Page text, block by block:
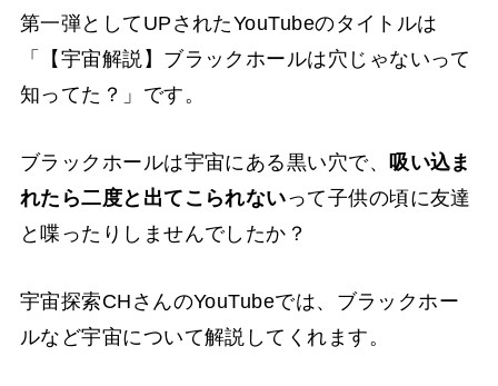
第一弾としてUPされたYouTubeのタイトルは
「【宇宙解説】ブラックホールは穴じゃないって
知ってた？」です。
ブラックホールは宇宙にある黒い穴で、 吸い込ま
れたら二度と出てこられないって子供の頃に友達
と喋ったりしませんでしたか？
宇宙探索CHさんのYouTubeでは、ブラックホー
ルなど宇宙について解説してくれます。